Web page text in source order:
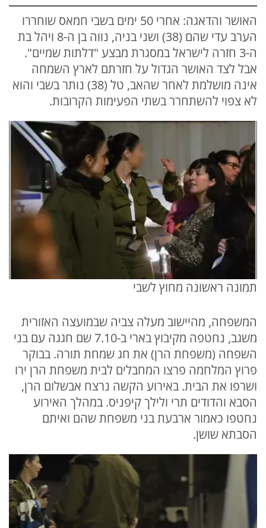
האושר והדאגה: אחרי 50 ימים בשבי חמאס שוחררו
הערב עדי שהם (38) ושני בניה, נווה בן ה-8 ויהל בת
ה-3 חזרה לישראל במסגרת מבצע "דלתות שמיים".
אבל לצד האושר הגדול על חזרתם לארץ השמחה
אינה מושלמת לאחר שהאב, טל (38) נותר בשבי והוא
לא צפוי להשתחרר בשתי הפעימות הקרובות.
תמונה ראשונה מחוץ לשבי
המשפחה, מהיישוב מעלה צביה שבמועצה האזורית
משגב, נחטפה מקיבוץ בארי ב-7.10 שם חגגה עם בני
השפחה (משפחת הרן) את חג שמחת תורה. בבוקר
פרוץ המלחמה פרצו המחבלים לבית משפחת הרן ירו
ושרפו את הבית. באירוע הקשה נרצח אבשלום הרן,
הסבא והדודים תרי ולילך קיפניס. במהלך האירוע
נחטפו כאמור ארבעת בני משפחת שהם ואיתם
הסבתא שושן.